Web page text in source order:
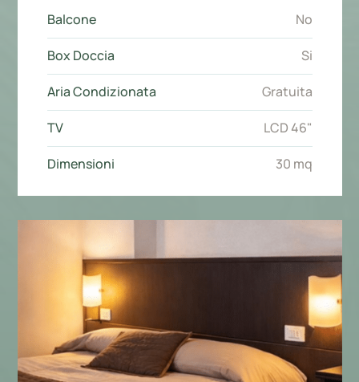
Balcone
No
Box Doccia Si
Aria Condizionata Gratuita
TV LCD 46"
Dimensioni 30 mq